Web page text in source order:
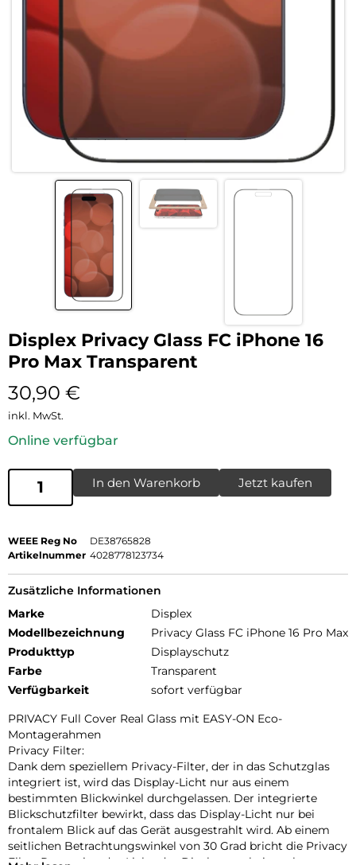
Displex Privacy Glass FC iPhone 16
Pro Max Transparent
30,90 €
inkl. MwSt.
Online verfügbar
In den Warenkorb Jetzt kaufen
WEEE Reg No
DE38765828
Artikelnummer 4028778123734
Zusätzliche Informationen
Marke
Displex
Modellbezeichnung
Privacy Glass FC iPhone 16 Pro Max
Produkttyp
Displayschutz
Farbe
Transparent
Verfügbarkeit
sofort verfügbar
PRIVACY Full Cover Real Glass mit EASY-ON Eco-
Montagerahmen
Privacy Filter:
Dank dem speziellem Privacy-Filter, der in das Schutzglas
integriert ist, wird das Display-Licht nur aus einem
bestimmten Blickwinkel durchgelassen. Der integrierte
Blickschutzfilter bewirkt, dass das Display-Licht nur bei
frontalem Blick auf das Gerät ausgestrahlt wird. Ab einem
seitlichen Betrachtungswinkel von 30 Grad bricht die Privacy
Filter Protection das Licht, das Display erscheint schwarz.